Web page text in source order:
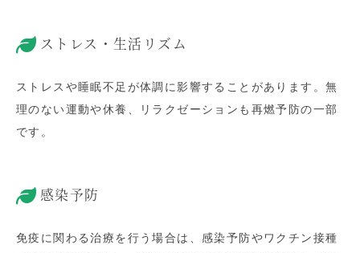
ストレス・生活リズム
ストレスや睡眠不足が体調に影響することがあります。無
理のない運動や休養、リラクゼーションも再燃予防の一部
です。
感染予防
免疫に関わる治療を行う場合は、感染予防やワクチン接種